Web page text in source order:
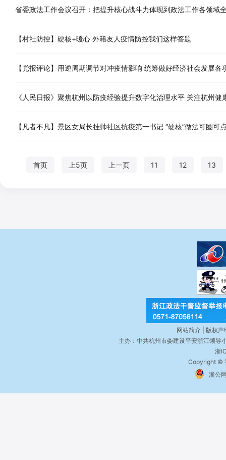
省委政法工作会议召开：把提升核心战斗力体现到政法工作各领域
【村社防控】硬核+暖心 外籍友人疫情防控我们这样答题
【党报评论】用逆周期调节对冲疫情影响 统筹做好经济社会发展各
《人民日报》聚焦杭州以防疫经验提升数字化治理水平 关注杭州健
【凡者不凡】景区女局长挂帅社区抗疫第一书记 “硬核”做法可圈可
首页 上5页 上一页 11 12 13
网站简介 | 版权
主办：中共杭州市委建设平安浙江领导
浙
Copyright ©
浙公